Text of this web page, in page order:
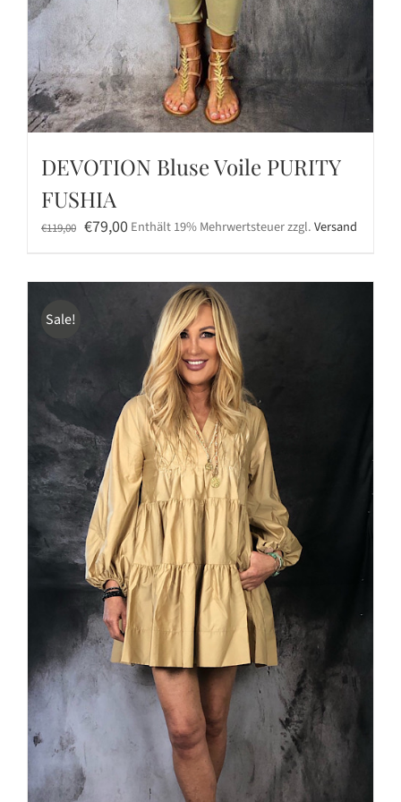
DEVOTION Bluse Voile PURITY
FUSHIA
€119,00 Ursprünglicher
€79,00Aktueller
€79,00.
Enthält 19% Mehrwertsteuerzzgl.Versand
Sale!